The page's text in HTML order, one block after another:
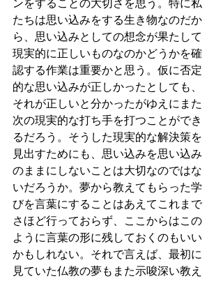
ンをすることの大切さを思う。特に私
たちは思い込みをする生き物なのだか
ら、思い込みとしての想念が果たして
現実的に正しいものなのかどうかを確
認する作業は重要かと思う。仮に否定
的な思い込みが正しかったとしても、
それが正しいと分かったがゆえにまた
次の現実的な打ち手を打つことができ
るだろう。そうした現実的な解決策を
見出すためにも、思い込みを思い込み
のままにしないことは大切なのではな
いだろうか。夢から教えてもらった学
びを言葉にすることはあえてこれまで
さほど行っておらず、ここからはこの
ように言葉の形に残しておくのもいい
かもしれない。それで言えば、最初に
見ていた仏教の夢もまた示唆深い教え